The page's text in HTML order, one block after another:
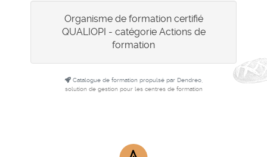
Organisme de formation certifié
QUALIOPI - catégorie Actions de
formation
Catalogue de formation propulsé par Dendreo,
solution de gestion pour les centres de formation